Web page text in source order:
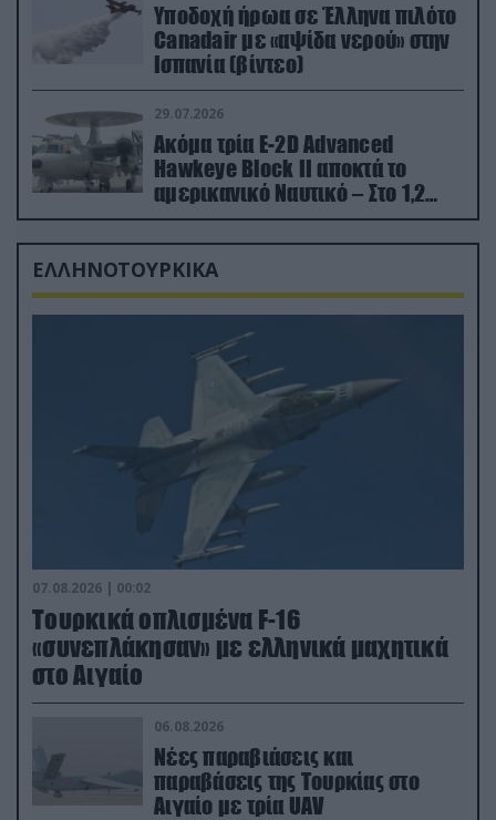
Υποδοχή ήρωα σε Έλληνα πιλότο
Canadair με «αψίδα νερού» στην
Ισπανία (βίντεο)
29.07.2026
Ακόμα τρία E-2D Advanced
Hawkeye Block II αποκτά το
αμερικανικό Ναυτικό – Στο 1,2
δισ.δολάρια το κόστος
ΕΛΛΗΝΟΤΟΥΡΚΙΚΑ
07.08.2026 | 00:02
Τουρκικά οπλισμένα F-16
«συνεπλάκησαν» με ελληνικά μαχητικά
στο Αιγαίο
06.08.2026
Νέες παραβιάσεις και
παραβάσεις της Τουρκίας στο
Αιγαίο με τρία UAV